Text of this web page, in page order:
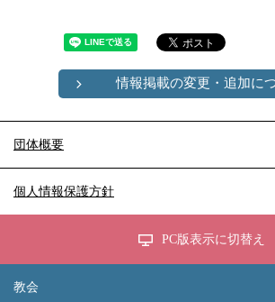
情報掲載の変更・追加に
団体概要
個人情報保護方針
PC版表示に切替え
教会